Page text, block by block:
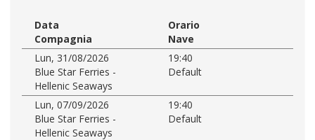
Data
Orario
Compagnia
Nave
Lun, 31/08/2026
19:40
Blue Star Ferries -
Hellenic Seaways
Default
Lun, 07/09/2026
19:40
Blue Star Ferries -
Hellenic Seaways
Default